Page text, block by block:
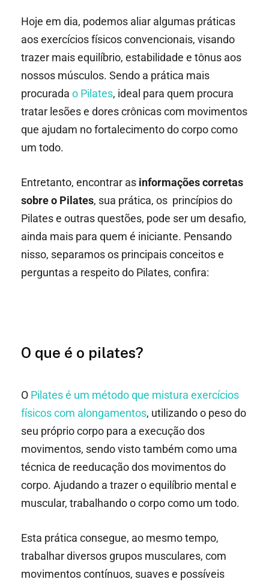
Hoje em dia, podemos aliar algumas práticas
aos exercícios físicos convencionais, visando
trazer mais equilíbrio, estabilidade e tônus aos
nossos músculos. Sendo a prática mais
procurada o Pilates, ideal para quem procura
tratar lesões e dores crônicas com movimentos
que ajudam no fortalecimento do corpo como
um todo.
Entretanto, encontrar as informações corretas
sobre o Pilates, sua prática, os princípios do
Pilates e outras questões, pode ser um desafio,
ainda mais para quem é iniciante. Pensando
nisso, separamos os principais conceitos e
perguntas a respeito do Pilates, confira:
O que é o pilates?
O Pilates é um método que mistura exercícios
físicos com alongamentos, utilizando o peso do
seu próprio corpo para a execução dos
movimentos, sendo visto também como uma
técnica de reeducação dos movimentos do
corpo. Ajudando a trazer o equilíbrio mental e
muscular, trabalhando o corpo como um todo.
Esta prática consegue, ao mesmo tempo,
trabalhar diversos grupos musculares, com
movimentos contínuos, suaves e possíveis